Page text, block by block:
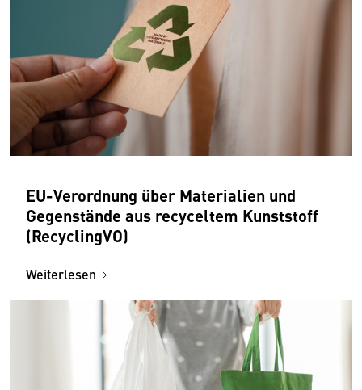
EU-Verordnung über Materialien und
Gegenstände aus recyceltem Kunststoff
(RecyclingVO)
Weiterlesen